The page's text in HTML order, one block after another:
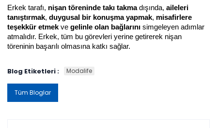
Erkek tarafı, nişan töreninde takı takma dışında, aileleri
tanıştırmak, duygusal bir konuşma yapmak, misafirlere
teşekkür etmek ve gelinle olan bağlarını simgeleyen adımlar
atmalıdır. Erkek, tüm bu görevleri yerine getirerek nişan
töreninin başarılı olmasına katkı sağlar.
Blog Etiketleri : Modalife
Tüm Bloglar